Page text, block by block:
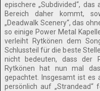
epischere „Subdivided“,
Bereich daher kommt,
„Deadwalk Scenery“, das
so einige Power Metal
verleiht Rytkönen dem
Schlussteil für die beste
nicht bedeuten, dass der
Rytkönen hat nun mal
gepachtet. Insgesamt ist es
persönlich auf „Strandead“